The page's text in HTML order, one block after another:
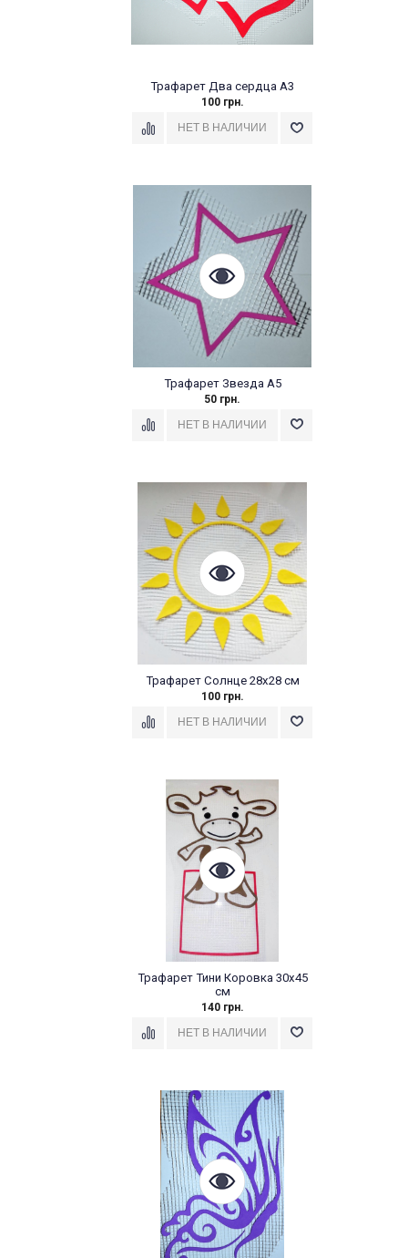
Трафарет Два сердца А3
100 грн.
Трафарет Звезда А5
50 грн.
Трафарет Солнце 28x28 см
100 грн.
Трафарет Тини Коровка 30x45
см
140 грн.